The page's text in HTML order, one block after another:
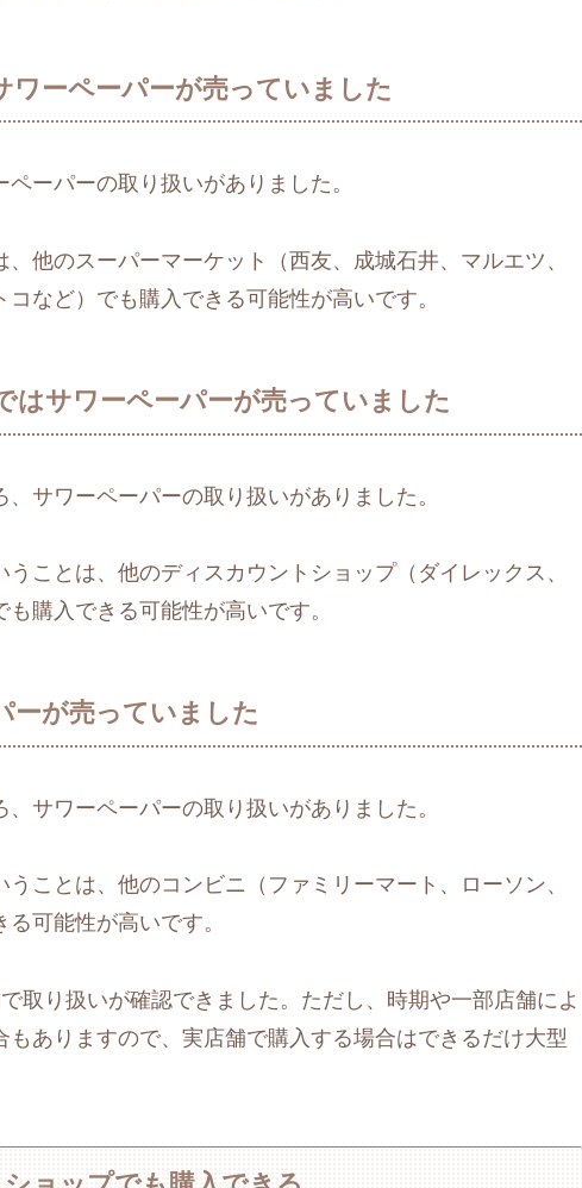
ワーペーパーが売っていました
ーパーの取り扱いがありました。
他のスーパーマーケット（西友、成城石井、マルエツ、
など）でも購入できる可能性が高いです。
はサワーペーパーが売っていました
サワーペーパーの取り扱いがありました。
ことは、他のディスカウントショップ（ダイレックス、
購入できる可能性が高いです。
ーが売っていました
サワーペーパーの取り扱いがありました。
ことは、他のコンビニ（ファミリーマート、ローソン、
可能性が高いです。
取り扱いが確認できました。ただし、時期や一部店舗によ
ありますので、実店舗で購入する場合はできるだけ大型